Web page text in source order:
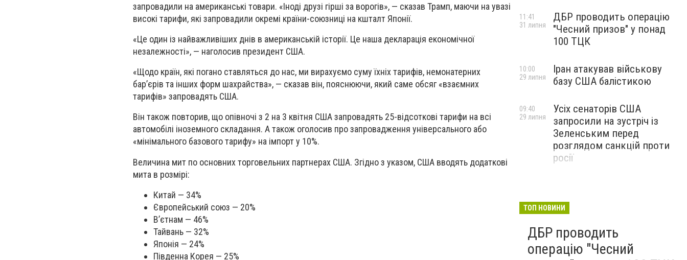
запровадили на американські товари. «Іноді друзі гірші за ворогів», — сказав Трамп, маючи на увазі
високі тарифи, які запровадили окремі країни-союзниці на кшталт Японії.
«Це один із найважливіших днів в американській історії. Це наша декларація економічної
незалежності», — наголосив президент США.
«Щодо країн, які погано ставляться до нас, ми вирахуємо суму їхніх тарифів, немонатерних
бар’єрів та інших форм шахрайства», — сказав він, пояснюючи, який саме обсяг «взаємних
тарифів» запровадять США.
Він також повторив, що опівночі з 2 на 3 квітня США запровадять 25-відсоткові тарифи на всі
автомобілі іноземного складання. А також оголосив про запровадження універсального або
«мінімального базового тарифу» на імпорт у 10%.
Величина мит по основних торговельних партнерах США. Згідно з указом, США вводять додаткові
мита в розмірі:
Китай — 34%
Європейський союз — 20%
В’єтнам — 46%
Тайвань — 32%
Японія — 24%
Південна Корея — 25%
ДБР проводить операцію
"Чесний призов" у понад
100 ТЦК
11:41
31 липня
Іран атакував військову
базу США балістикою
10:00
29 липня
Усіх сенаторів США
запросили на зустріч із
Зеленським перед
розглядом санкцій проти
росії
09:40
29 липня
ТОП НОВИНИ
ДБР проводить
операцію "Чесний